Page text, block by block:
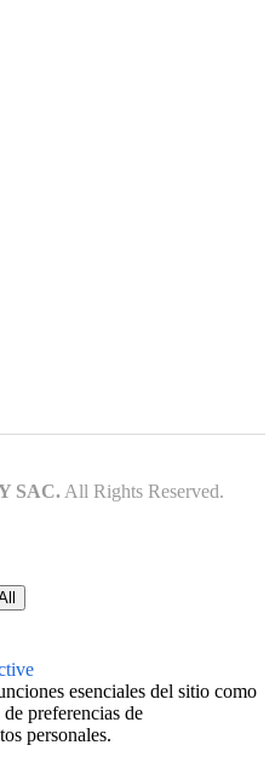
SAC. All Rights Reserved.
esenciales del sitio como
preferencias de
personales.